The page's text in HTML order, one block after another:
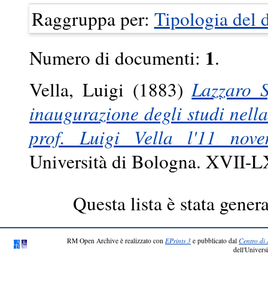
Raggruppa per: Tipologia del
Numero di documenti: 1.
Vella, Luigi (1883)Lazzaro
inaugurazione degli studi
prof. Luigi Vella l'11
Università di Bologna. XVII-
Questa lista è stata
RM Open Archive è realizzato con EPrints 3 e pubblicato dal Centro di